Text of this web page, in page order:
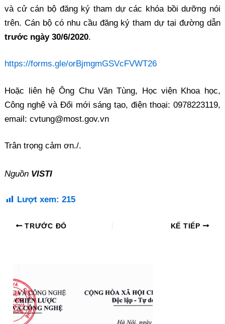
và cử cán bộ đăng ký tham dự các khóa bồi dưỡng nói
trên. Cán bộ có nhu cầu đăng ký tham dự tại đường dẫn
trước ngày 30/6/2020.
https://forms.gle/orBjmgmGSVcFVWT26
Hoặc liên hệ Ông Chu Văn Tùng, Học viện Khoa học,
Công nghệ và Đổi mới sáng tạo, điện thoại: 0978223119,
email: cvtung@most.gov.vn
Trân trọng cảm ơn./.
Nguồn VISTI
Lượt xem: 215
TRƯỚC ĐÓ KẾ TIẾP